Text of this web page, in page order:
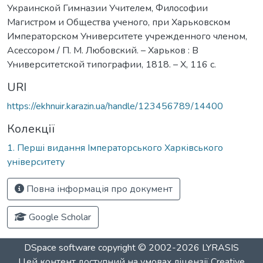
Украинской Гимназии Учителем, Философии
Магистром и Общества ученого, при Харьковском
Императорском Университете учрежденного членом,
Асессором / П. М. Любовский. – Харьков : В
Университетской типографии, 1818. – Х, 116 с.
URI
https://ekhnuir.karazin.ua/handle/123456789/14400
Колекції
1. Перші видання Імператорського Харківського
університету
Повна інформація про документ
Google Scholar
DSpace software copyright © 2002-2026 LYRASIS